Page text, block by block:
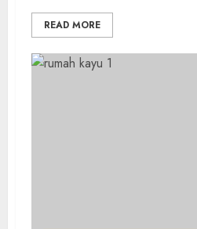
READ MORE